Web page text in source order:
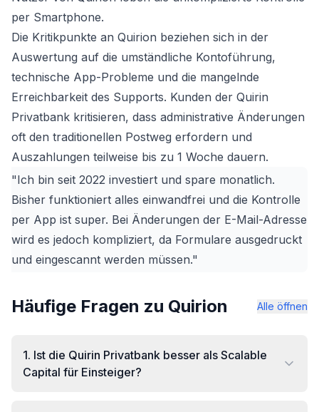
per Smartphone.
Die Kritikpunkte an Quirion beziehen sich in der
Auswertung auf die umständliche Kontoführung,
technische App-Probleme und die mangelnde
Erreichbarkeit des Supports. Kunden der Quirin
Privatbank kritisieren, dass administrative Änderungen
oft den traditionellen Postweg erfordern und
Auszahlungen teilweise bis zu 1 Woche dauern.
"Ich bin seit 2022 investiert und spare monatlich.
Bisher funktioniert alles einwandfrei und die Kontrolle
per App ist super. Bei Änderungen der E-Mail-Adresse
wird es jedoch kompliziert, da Formulare ausgedruckt
und eingescannt werden müssen."
Häufige Fragen zu Quirion Alle öffnen
1. Ist die Quirin Privatbank besser als Scalable
Capital für Einsteiger?